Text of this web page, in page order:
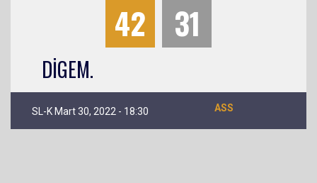
42 31
DİGEM.
SL-K Mart 30, 2022 - 18:30 ASS